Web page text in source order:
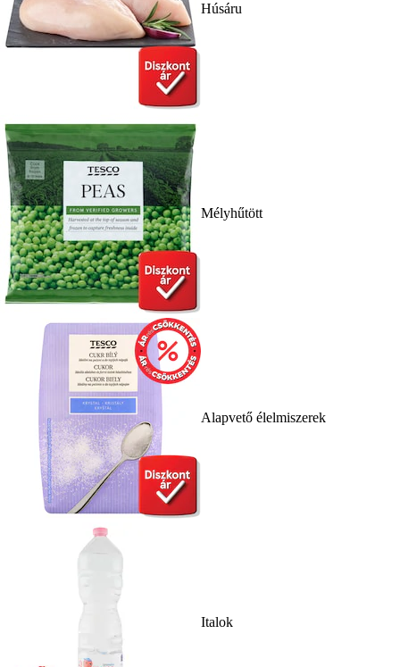
Húsáru
Mélyhűtött
Alapvető élelmiszerek
Italok